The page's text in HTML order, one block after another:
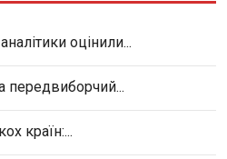
оцінили...
передвиборчий...
країн:...